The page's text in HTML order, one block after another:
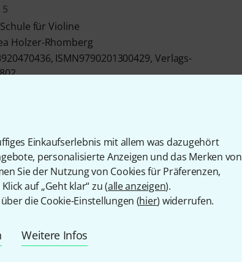
Einkaufserlebnis mit allem was dazugehört
personalisierte Anzeigen und das Merken von
Sie der Nutzung von Cookies für Präferenzen,
auf „Geht klar“ zu (alle anzeigen).
die Cookie-Einstellungen (hier) widerrufen.
Weitere Infos
5
für Violine
Holzer-Rhomberg
ISMN9790201300429, Verlags-
Kostenloser Versand ab 29 €
Alle Preise inkl. MwSt.
sehen?